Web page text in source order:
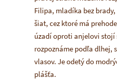
Filipa, mladíka bez
šiat, cez ktoré má
úzadí oproti anjelovi stojí
rozpoznáme podľa dlhej,
vlasov. Je odetý do
plášťa.